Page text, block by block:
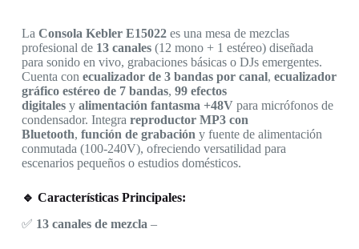
La Consola Kebler E15022es una mesa de mezclas
profesional de 13 canales(12 mono + 1 estéreo) diseñada
para sonido en vivo, grabaciones básicas o DJs emergentes.
Cuenta con ecualizador de 3 bandas por canal, ecualizador
gráfico estéreo de 7 bandas, 99 efectos
digitalesy alimentación fantasma +48Vpara micrófonos de
condensador. Integra reproductor MP3 con
Bluetooth, función de grabación y fuente de alimentación
conmutada (100-240V), ofreciendo versatilidad para
escenarios pequeños o estudios domésticos.
🔹 Características Principales:
✅ 13 canales de mezcla –